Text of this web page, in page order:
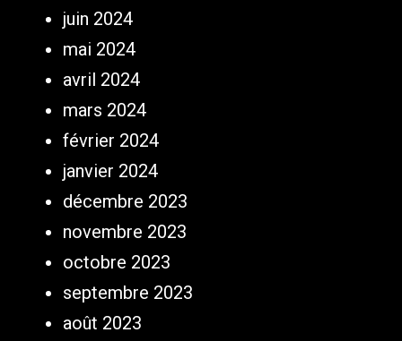
juin 2024
mai 2024
avril 2024
mars 2024
février 2024
janvier 2024
décembre 2023
novembre 2023
octobre 2023
septembre 2023
août 2023